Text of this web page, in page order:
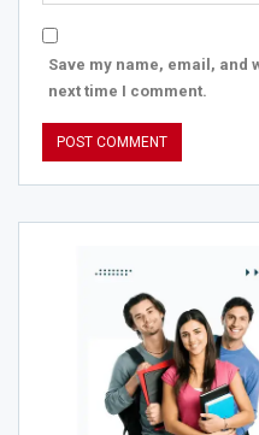
Save my name, email, and
next time I comment.